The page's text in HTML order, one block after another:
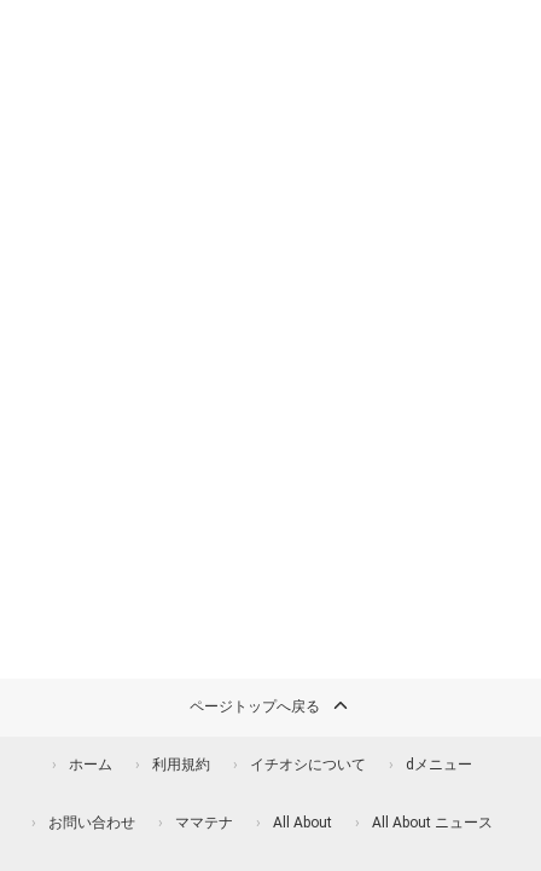
ページトップへ戻る
ホーム 利用規約 イチオシについて dメニュー
お問い合わせ ママテナ All About All About ニュース